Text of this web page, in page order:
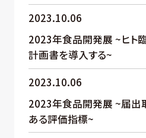
2023.10.06
2023年食品開発展 ~ヒト
計画書を導入する~
2023.10.06
2023年食品開発展 ~届出
ある評価指標~